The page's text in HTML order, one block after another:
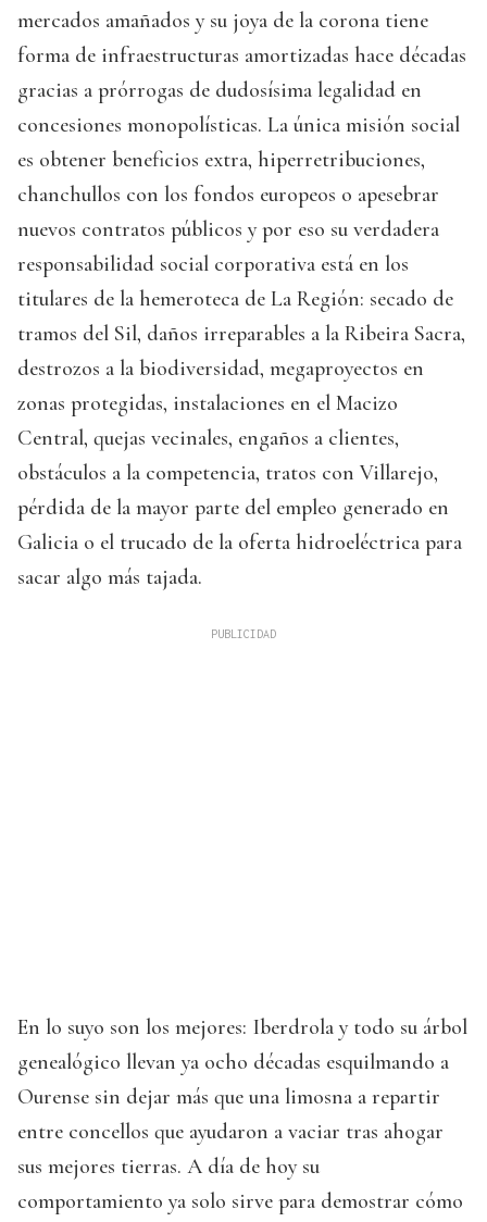
mercados amañados y su joya de la corona tiene
forma de infraestructuras amortizadas hace décadas
gracias a prórrogas de dudosísima legalidad en
concesiones monopolísticas. La única misión social
es obtener beneficios extra, hiperretribuciones,
chanchullos con los fondos europeos o apesebrar
nuevos contratos públicos y por eso su verdadera
responsabilidad social corporativa está en los
titulares de la hemeroteca de La Región: secado de
tramos del Sil, daños irreparables a la Ribeira Sacra,
destrozos a la biodiversidad, megaproyectos en
zonas protegidas, instalaciones en el Macizo
Central, quejas vecinales, engaños a clientes,
obstáculos a la competencia, tratos con Villarejo,
pérdida de la mayor parte del empleo generado en
Galicia o el trucado de la oferta hidroeléctrica para
sacar algo más tajada.
En lo suyo son los mejores: Iberdrola y todo su árbol
genealógico llevan ya ocho décadas esquilmando a
Ourense sin dejar más que una limosna a repartir
entre concellos que ayudaron a vaciar tras ahogar
sus mejores tierras. A día de hoy su
comportamiento ya solo sirve para demostrar cómo